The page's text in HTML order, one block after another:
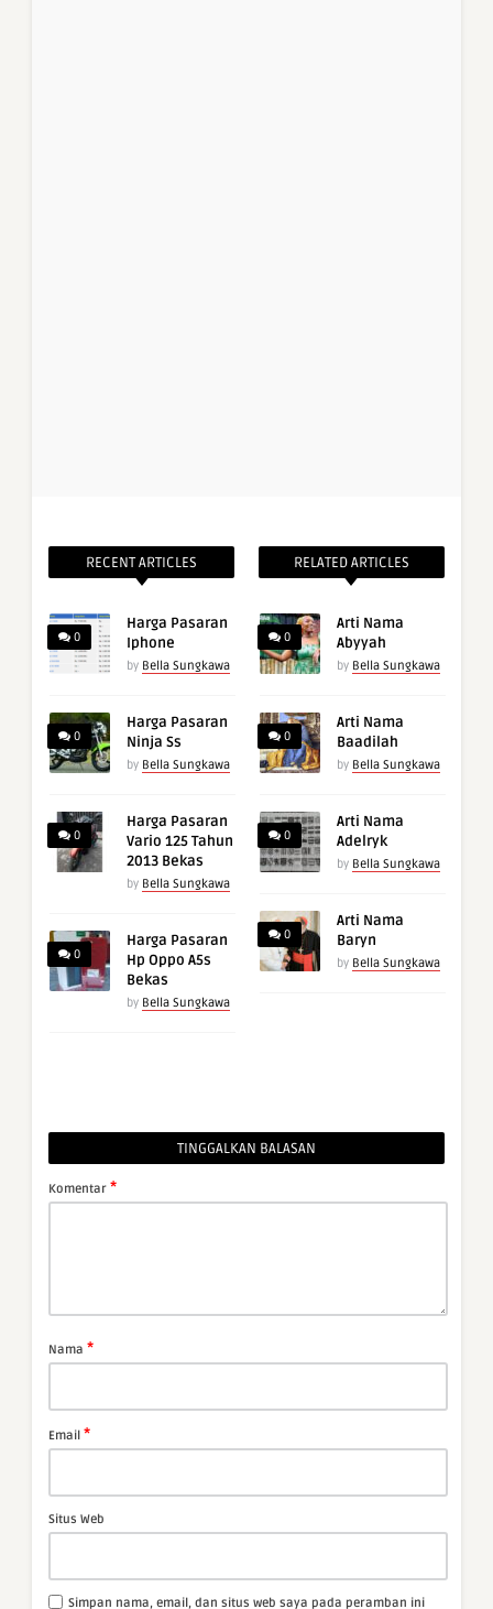
RECENT ARTICLES
0
Harga Pasaran
Iphone
by Bella Sungkawa
0
Harga Pasaran
Ninja Ss
by Bella Sungkawa
0
Harga Pasaran
Vario 125 Tahun
2013 Bekas
by Bella Sungkawa
0
Harga Pasaran
Hp Oppo A5s
Bekas
by Bella Sungkawa
RELATED ARTICLES
0
Arti Nama
Abyyah
by Bella Sungkawa
0
Arti Nama
Baadilah
by Bella Sungkawa
0
Arti Nama
Adelryk
by Bella Sungkawa
0
Arti Nama
Baryn
by Bella Sungkawa
TINGGALKAN BALASAN
Komentar *
Nama *
Email *
Situs Web
Simpan nama, email, dan situs web saya pada peramban ini